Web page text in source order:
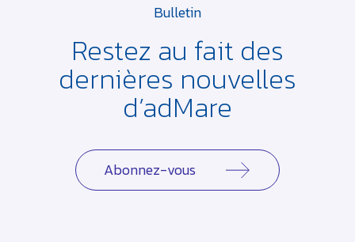
Bulletin
Restez au fait des
dernières nouvelles
d’adMare
Abonnez-vous